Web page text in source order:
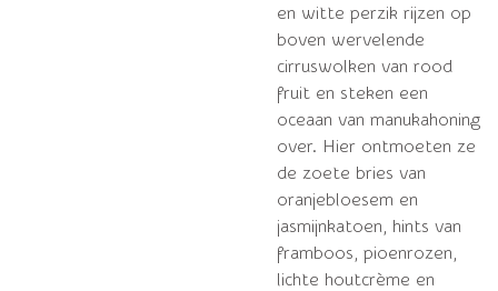
en witte perzik rijzen op
boven wervelende
cirruswolken van rood
fruit en steken een
oceaan van manukahoning
over. Hier ontmoeten ze
de zoete bries van
oranjebloesem en
jasmijnkatoen, hints van
framboos, pioenrozen,
lichte houtcrème en